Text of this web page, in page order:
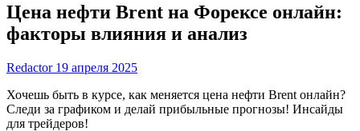
Цена нефти Brent на Форексе онлайн:
факторы влияния и анализ
Redactor 19 апреля 2025
Хочешь быть в курсе, как меняется цена нефти Brent онлайн?
Следи за графиком и делай прибыльные прогнозы! Инсайды
для трейдеров!